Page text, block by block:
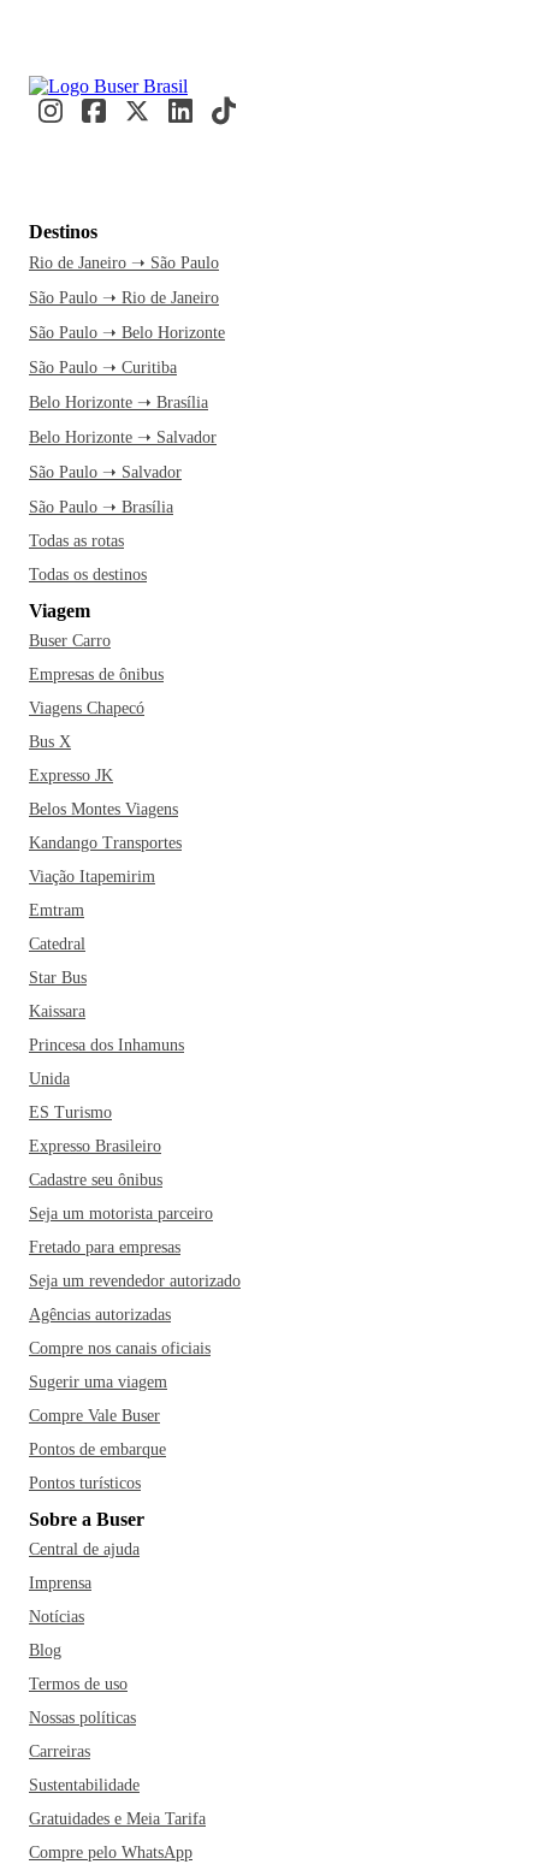
Destinos
Rio de Janeiro ➝ São Paulo
São Paulo ➝ Rio de Janeiro
São Paulo ➝ Belo Horizonte
São Paulo ➝ Curitiba
Belo Horizonte ➝ Brasília
Belo Horizonte ➝ Salvador
São Paulo ➝ Salvador
São Paulo ➝ Brasília
Todas as rotas
Todas os destinos
Viagem
Buser Carro
Empresas de ônibus
Viagens Chapecó
Bus X
Expresso JK
Belos Montes Viagens
Kandango Transportes
Viação Itapemirim
Emtram
Catedral
Star Bus
Kaissara
Princesa dos Inhamuns
Unida
ES Turismo
Expresso Brasileiro
Cadastre seu ônibus
Seja um motorista parceiro
Fretado para empresas
Seja um revendedor autorizado
Agências autorizadas
Compre nos canais oficiais
Sugerir uma viagem
Compre Vale Buser
Pontos de embarque
Pontos turísticos
Sobre a Buser
Central de ajuda
Imprensa
Notícias
Blog
Termos de uso
Nossas políticas
Carreiras
Sustentabilidade
Gratuidades e Meia Tarifa
Compre pelo WhatsApp